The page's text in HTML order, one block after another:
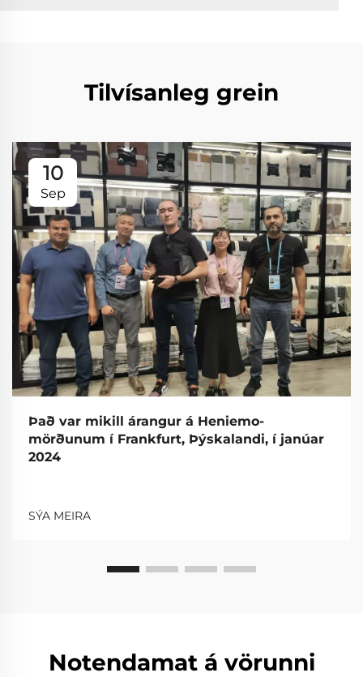
Tilvísanleg grein
10
Sep
Það var mikill árangur á Heniemo-
mörðunum í Frankfurt, Þýskalandi, í janúar
2024
SÝA MEIRA
Notendamat á vörunni